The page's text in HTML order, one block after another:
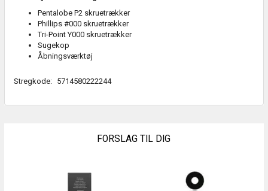
Pentalobe P2 skruetrækker
Phillips #000 skruetrækker
Tri-Point Y000 skruetrækker
Sugekop
Åbningsværktøj
Stregkode: 5714580222244
FORSLAG TIL DIG